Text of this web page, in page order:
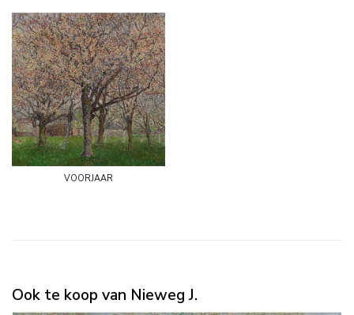
voorjaar
Ook te koop van Nieweg J.